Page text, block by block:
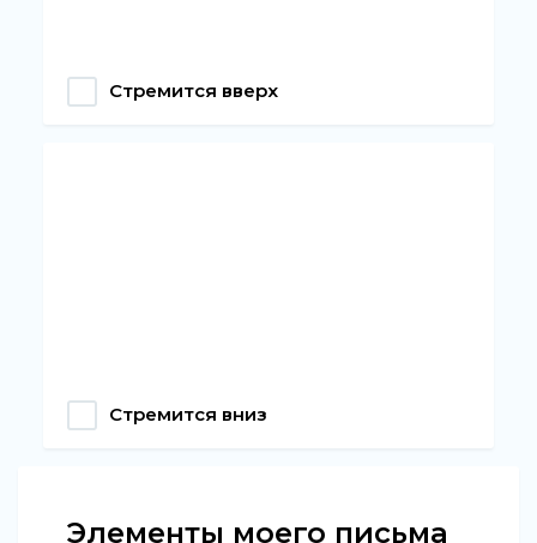
Стремится вверх
Стремится вниз
Элементы моего письма